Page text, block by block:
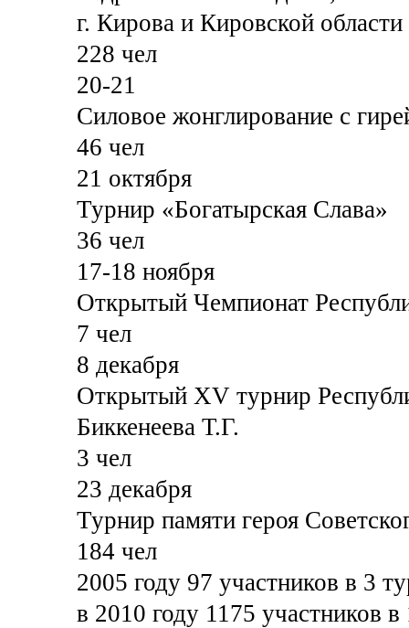
г. Кирова и Кировской области
228 чел
20-21
Силовое жонглирование с
46 чел
21 октября
Турнир «Богатырская Слава»
36 чел
17-18 ноября
Открытый Чемпионат
7 чел
8 декабря
Открытый XV турнир
Биккенеева Т.Г.
3 чел
23 декабря
Турнир памяти героя
184 чел
2005 году 97 участников в 3
в 2010 году 1175 участников